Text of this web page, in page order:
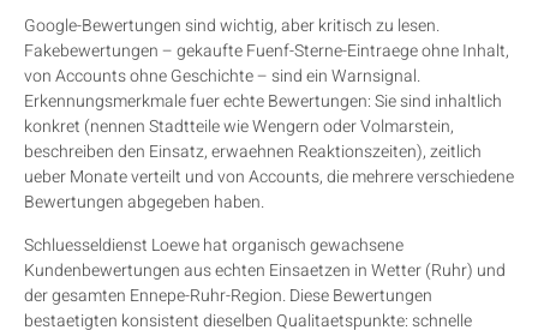
Google-Bewertungen sind wichtig, aber kritisch zu lesen.
Fakebewertungen – gekaufte Fuenf-Sterne-Eintraege ohne Inhalt,
von Accounts ohne Geschichte – sind ein Warnsignal.
Erkennungsmerkmale fuer echte Bewertungen: Sie sind inhaltlich
konkret (nennen Stadtteile wie Wengern oder Volmarstein,
beschreiben den Einsatz, erwaehnen Reaktionszeiten), zeitlich
ueber Monate verteilt und von Accounts, die mehrere verschiedene
Bewertungen abgegeben haben.
Schluesseldienst Loewe hat organisch gewachsene
Kundenbewertungen aus echten Einsaetzen in Wetter (Ruhr) und
der gesamten Ennepe-Ruhr-Region. Diese Bewertungen
bestaetigten konsistent dieselben Qualitaetspunkte: schnelle